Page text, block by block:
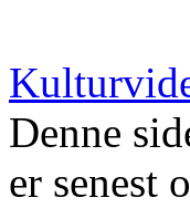
Denne
er senest